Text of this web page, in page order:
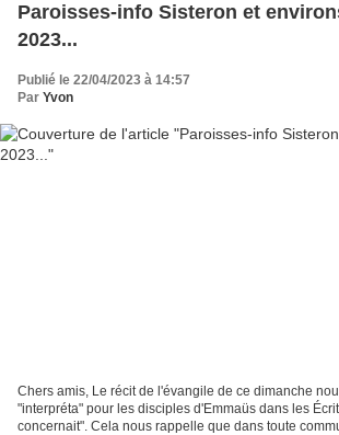
Paroisses-info Sisteron et
2023...
Publié le 22/04/2023 à 14:57
Par Yvon
Chers amis, Le récit de l'évangile de ce dimanche
"interpréta" pour les disciples d'Emmaüs dans les
concernait". Cela nous rappelle que dans toute